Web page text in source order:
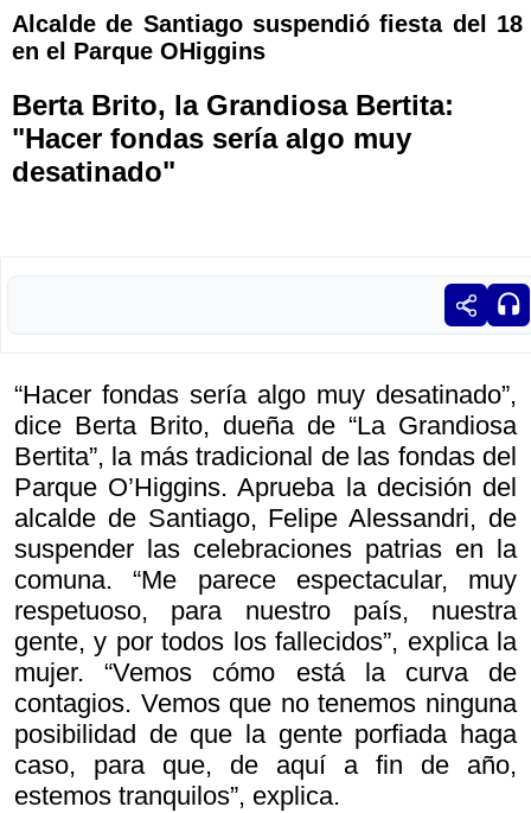
Alcalde de Santiago suspendió fiesta del 18
en el Parque OHiggins
Berta Brito, la Grandiosa Bertita:
"Hacer fondas sería algo muy
desatinado"
“Hacer fondas sería algo muy desatinado”,
dice Berta Brito, dueña de “La Grandiosa
Bertita”, la más tradicional de las fondas del
Parque O’Higgins. Aprueba la decisión del
alcalde de Santiago, Felipe Alessandri, de
suspender las celebraciones patrias en la
comuna. “Me parece espectacular, muy
respetuoso, para nuestro país, nuestra
gente, y por todos los fallecidos”, explica la
mujer. “Vemos cómo está la curva de
contagios. Vemos que no tenemos ninguna
posibilidad de que la gente porfiada haga
caso, para que, de aquí a fin de año,
estemos tranquilos”, explica.